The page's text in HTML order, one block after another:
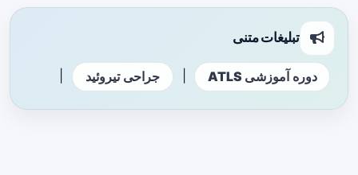
تبلیغات متنی
دوره آموزشی ATLS جراحی تیروئید